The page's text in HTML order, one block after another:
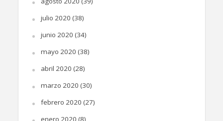
julio 2020 (38)
junio 2020 (34)
mayo 2020 (38)
abril 2020 (28)
marzo 2020 (30)
febrero 2020 (27)
enero 2020 (8)